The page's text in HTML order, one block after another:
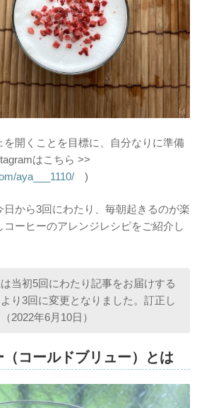
開くことを目標に、自分なりに準備
はこちら >>
aya___1110/ )
日から3回にわたり、毎朝起きるのが楽
コーヒーのアレンジレシピをご紹介し
当初5回にわたり記事をお届けする
り3回に変更となりました。訂正し
2022年6月10日）
コールドブリュー）とは